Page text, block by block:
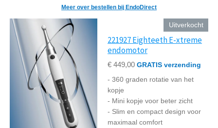
Meer over bestellen bij EndoDirect
Uitverkocht
221927 Eighteeth E-xtreme
endomotor
€ 449,00 GRATIS verzending
- 360 graden rotatie van het
kopje
- Mini kopje voor beter zicht
- Slim en compact design voor
maximaal comfort